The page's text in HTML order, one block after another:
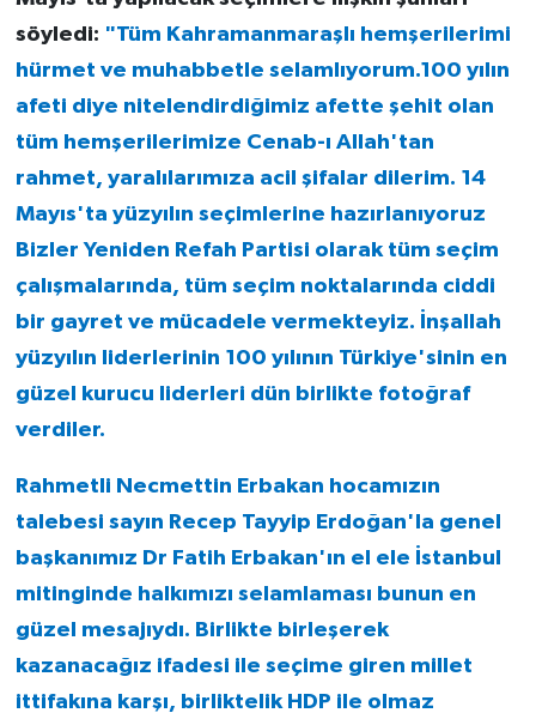
söyledi: "Tüm Kahramanmaraşlı hemşerilerimi
hürmet ve muhabbetle selamlıyorum.100 yılın
afeti diye nitelendirdiğimiz afette şehit olan
tüm hemşerilerimize Cenab-ı Allah'tan
rahmet, yaralılarımıza acil şifalar dilerim. 14
Mayıs'ta yüzyılın seçimlerine hazırlanıyoruz
Bizler Yeniden Refah Partisi olarak tüm seçim
çalışmalarında, tüm seçim noktalarında ciddi
bir gayret ve mücadele vermekteyiz. İnşallah
yüzyılın liderlerinin 100 yılının Türkiye'sinin en
güzel kurucu liderleri dün birlikte fotoğraf
verdiler.
Rahmetli Necmettin Erbakan hocamızın
talebesi sayın Recep Tayyip Erdoğan'la genel
başkanımız Dr Fatih Erbakan'ın el ele İstanbul
mitinginde halkımızı selamlaması bunun en
güzel mesajıydı. Birlikte birleşerek
kazanacağız ifadesi ile seçime giren millet
ittifakına karşı, birliktelik HDP ile olmaz